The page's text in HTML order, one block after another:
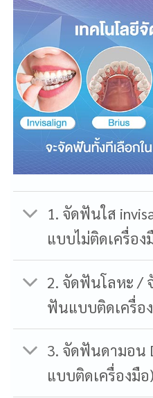
1. จัดฟันใส
แบบไม่ติดเครื่อง
2. จัดฟันโลหะ /
ฟันแบบติดเครื่อ
3. จัดฟันดามอน
แบบติดเครื่องมือ)